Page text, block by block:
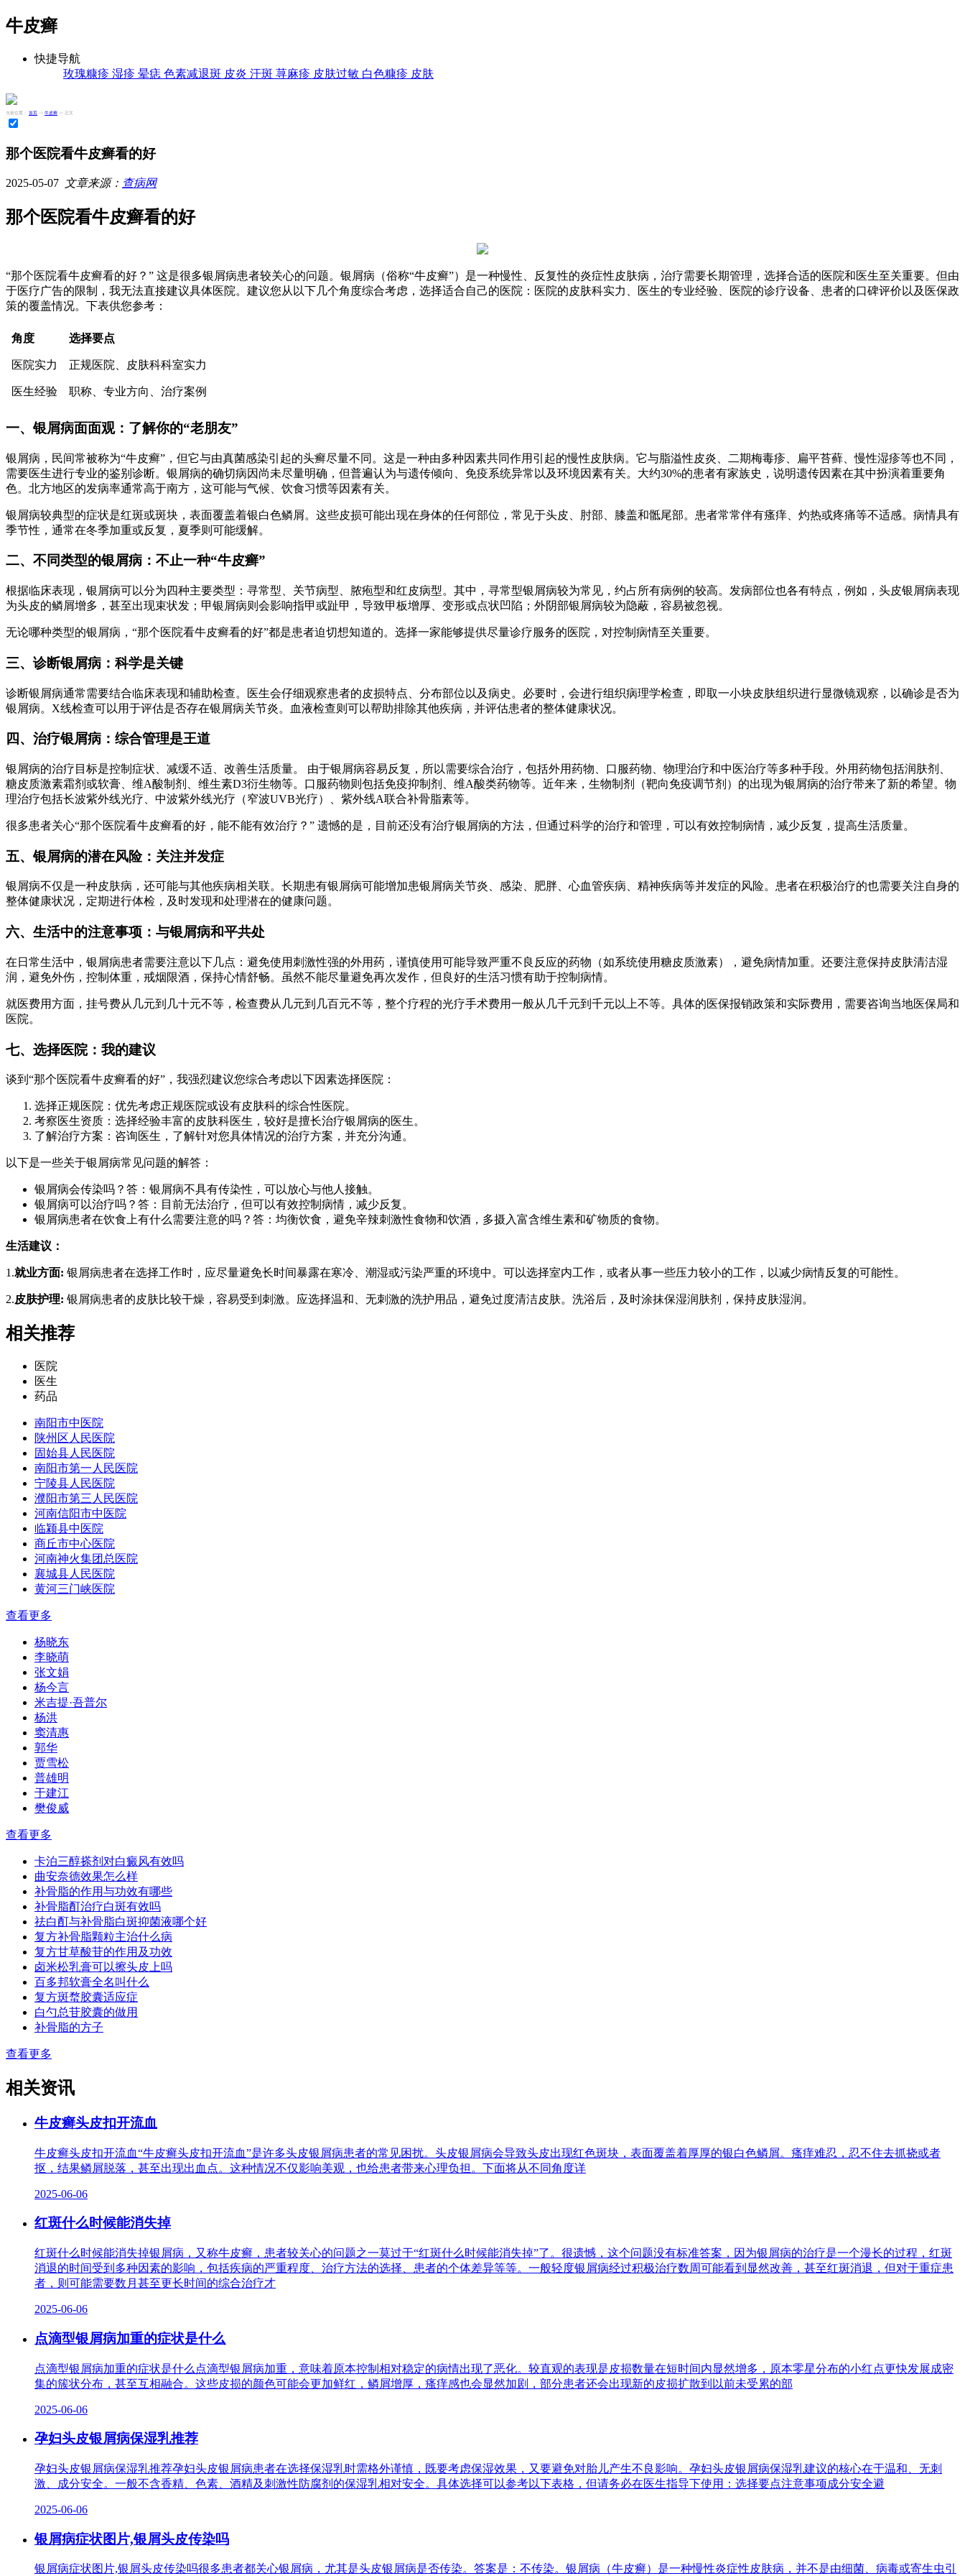
牛皮癣
快捷导航
玫瑰糠疹 湿疹 晕痣 色素减退斑 皮炎 汗斑 荨麻疹 皮肤过敏 白色糠疹 皮肤
当前位置： 首页 >> 牛皮癣 >> 正文
那个医院看牛皮癣看的好
2025-05-07 文章来源： 查病网
那个医院看牛皮癣看的好
“那个医院看牛皮癣看的好？” 这是很多银屑病患者较关心的问题。银屑病（俗称“牛皮癣”）是一种慢性、反复性的炎症性皮肤病，治疗需要长期管理，选择合适的医院和医生至关重要。但由
于医疗广告的限制，我无法直接建议具体医院。建议您从以下几个角度综合考虑，选择适合自己的医院：医院的皮肤科实力、医生的专业经验、医院的诊疗设备、患者的口碑评价以及医保政
策的覆盖情况。下表供您参考：
角度 选择要点
医院实力 正规医院、皮肤科科室实力
医生经验 职称、专业方向、治疗案例
一、银屑病面面观：了解你的“老朋友”
银屑病，民间常被称为“牛皮癣”，但它与由真菌感染引起的头癣尽量不同。这是一种由多种因素共同作用引起的慢性皮肤病。它与脂溢性皮炎、二期梅毒疹、扁平苔藓、慢性湿疹等也不同，
需要医生进行专业的鉴别诊断。银屑病的确切病因尚未尽量明确，但普遍认为与遗传倾向、免疫系统异常以及环境因素有关。大约30%的患者有家族史，说明遗传因素在其中扮演着重要角
色。北方地区的发病率通常高于南方，这可能与气候、饮食习惯等因素有关。
银屑病较典型的症状是红斑或斑块，表面覆盖着银白色鳞屑。这些皮损可能出现在身体的任何部位，常见于头皮、肘部、膝盖和骶尾部。患者常常伴有瘙痒、灼热或疼痛等不适感。病情具有
季节性，通常在冬季加重或反复，夏季则可能缓解。
二、不同类型的银屑病：不止一种“牛皮癣”
根据临床表现，银屑病可以分为四种主要类型：寻常型、关节病型、脓疱型和红皮病型。其中，寻常型银屑病较为常见，约占所有病例的较高。发病部位也各有特点，例如，头皮银屑病表现
为头皮的鳞屑增多，甚至出现束状发；甲银屑病则会影响指甲或趾甲，导致甲板增厚、变形或点状凹陷；外阴部银屑病较为隐蔽，容易被忽视。
无论哪种类型的银屑病，“那个医院看牛皮癣看的好”都是患者迫切想知道的。选择一家能够提供尽量诊疗服务的医院，对控制病情至关重要。
三、诊断银屑病：科学是关键
诊断银屑病通常需要结合临床表现和辅助检查。医生会仔细观察患者的皮损特点、分布部位以及病史。必要时，会进行组织病理学检查，即取一小块皮肤组织进行显微镜观察，以确诊是否为
银屑病。X线检查可以用于评估是否存在银屑病关节炎。血液检查则可以帮助排除其他疾病，并评估患者的整体健康状况。
四、治疗银屑病：综合管理是王道
银屑病的治疗目标是控制症状、减缓不适、改善生活质量。 由于银屑病容易反复，所以需要综合治疗，包括外用药物、口服药物、物理治疗和中医治疗等多种手段。外用药物包括润肤剂、
糖皮质激素霜剂或软膏、维A酸制剂、维生素D3衍生物等。口服药物则包括免疫抑制剂、维A酸类药物等。近年来，生物制剂（靶向免疫调节剂）的出现为银屑病的治疗带来了新的希望。物
理治疗包括长波紫外线光疗、中波紫外线光疗（窄波UVB光疗）、紫外线A联合补骨脂素等。
很多患者关心“那个医院看牛皮癣看的好，能不能有效治疗？” 遗憾的是，目前还没有治疗银屑病的方法，但通过科学的治疗和管理，可以有效控制病情，减少反复，提高生活质量。
五、银屑病的潜在风险：关注并发症
银屑病不仅是一种皮肤病，还可能与其他疾病相关联。长期患有银屑病可能增加患银屑病关节炎、感染、肥胖、心血管疾病、精神疾病等并发症的风险。患者在积极治疗的也需要关注自身的
整体健康状况，定期进行体检，及时发现和处理潜在的健康问题。
六、生活中的注意事项：与银屑病和平共处
在日常生活中，银屑病患者需要注意以下几点：避免使用刺激性强的外用药，谨慎使用可能导致严重不良反应的药物（如系统使用糖皮质激素），避免病情加重。还要注意保持皮肤清洁湿
润，避免外伤，控制体重，戒烟限酒，保持心情舒畅。虽然不能尽量避免再次发作，但良好的生活习惯有助于控制病情。
就医费用方面，挂号费从几元到几十元不等，检查费从几元到几百元不等，整个疗程的光疗手术费用一般从几千元到千元以上不等。具体的医保报销政策和实际费用，需要咨询当地医保局和
医院。
七、选择医院：我的建议
谈到“那个医院看牛皮癣看的好”，我强烈建议您综合考虑以下因素选择医院：
选择正规医院：优先考虑正规医院或设有皮肤科的综合性医院。
考察医生资质：选择经验丰富的皮肤科医生，较好是擅长治疗银屑病的医生。
了解治疗方案：咨询医生，了解针对您具体情况的治疗方案，并充分沟通。
以下是一些关于银屑病常见问题的解答：
银屑病会传染吗？答：银屑病不具有传染性，可以放心与他人接触。
银屑病可以治疗吗？答：目前无法治疗，但可以有效控制病情，减少反复。
银屑病患者在饮食上有什么需要注意的吗？答：均衡饮食，避免辛辣刺激性食物和饮酒，多摄入富含维生素和矿物质的食物。
生活建议：
1.就业方面: 银屑病患者在选择工作时，应尽量避免长时间暴露在寒冷、潮湿或污染严重的环境中。可以选择室内工作，或者从事一些压力较小的工作，以减少病情反复的可能性。
2.皮肤护理: 银屑病患者的皮肤比较干燥，容易受到刺激。应选择温和、无刺激的洗护用品，避免过度清洁皮肤。洗浴后，及时涂抹保湿润肤剂，保持皮肤湿润。
相关推荐
医院
医生
药品
南阳市中医院
陕州区人民医院
固始县人民医院
南阳市第一人民医院
宁陵县人民医院
濮阳市第三人民医院
河南信阳市中医院
临颍县中医院
商丘市中心医院
河南神火集团总医院
襄城县人民医院
黄河三门峡医院
查看更多
杨晓东
李晓萌
张文娟
杨今言
米吉提·吾普尔
杨洪
窦清惠
郭华
贾雪松
普雄明
于建江
樊俊威
查看更多
卡泊三醇搽剂对白癜风有效吗
曲安奈德效果怎么样
补骨脂的作用与功效有哪些
补骨脂酊治疗白斑有效吗
祛白酊与补骨脂白斑抑菌液哪个好
复方补骨脂颗粒主治什么病
复方甘草酸苷的作用及功效
卤米松乳膏可以擦头皮上吗
百多邦软膏全名叫什么
复方斑蝥胶囊适应症
白勺总苷胶囊的做用
补骨脂的方子
查看更多
相关资讯
牛皮癣头皮扣开流血
牛皮癣头皮扣开流血“牛皮癣头皮扣开流血”是许多头皮银屑病患者的常见困扰。头皮银屑病会导致头皮出现红色斑块，表面覆盖着厚厚的银白色鳞屑。瘙痒难忍，忍不住去抓挠或者
抠，结果鳞屑脱落，甚至出现出血点。这种情况不仅影响美观，也给患者带来心理负担。下面将从不同角度详
2025-06-06
红斑什么时候能消失掉
红斑什么时候能消失掉银屑病，又称牛皮癣，患者较关心的问题之一莫过于“红斑什么时候能消失掉”了。很遗憾，这个问题没有标准答案，因为银屑病的治疗是一个漫长的过程，红斑
消退的时间受到多种因素的影响，包括疾病的严重程度、治疗方法的选择、患者的个体差异等等。一般轻度银屑病经过积极治疗数周可能看到显然改善，甚至红斑消退，但对于重症患
者，则可能需要数月甚至更长时间的综合治疗才
2025-06-06
点滴型银屑病加重的症状是什么
点滴型银屑病加重的症状是什么点滴型银屑病加重，意味着原本控制相对稳定的病情出现了恶化。较直观的表现是皮损数量在短时间内显然增多，原本零星分布的小红点更快发展成密
集的簇状分布，甚至互相融合。这些皮损的颜色可能会更加鲜红，鳞屑增厚，瘙痒感也会显然加剧，部分患者还会出现新的皮损扩散到以前未受累的部
2025-06-06
孕妇头皮银屑病保湿乳推荐
孕妇头皮银屑病保湿乳推荐孕妇头皮银屑病患者在选择保湿乳时需格外谨慎，既要考虑保湿效果，又要避免对胎儿产生不良影响。孕妇头皮银屑病保湿乳建议的核心在于温和、无刺
激、成分安全。一般不含香精、色素、酒精及刺激性防腐剂的保湿乳相对安全。具体选择可以参考以下表格，但请务必在医生指导下使用：选择要点注意事项成分安全避
2025-06-06
银屑病症状图片,银屑头皮传染吗
银屑病症状图片,银屑头皮传染吗很多患者都关心银屑病，尤其是头皮银屑病是否传染。答案是：不传染。银屑病（牛皮癣）是一种慢性炎症性皮肤病，并不是由细菌、病毒或寄生虫引